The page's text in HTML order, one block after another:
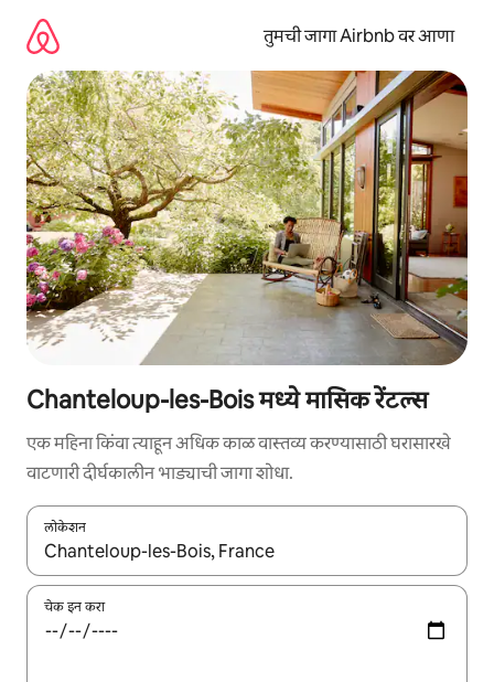
तुमची जागा Airbnb वर आणा
Chanteloup-les-Bois मध्ये मासिक रेंटल्स
एक महिना किंवा त्याहून अधिक काळ वास्तव्य करण्यासाठी घरासारखे
वाटणारी दीर्घकालीन भाड्याची जागा शोधा.
लोकेशन
जेव्हा परिणाम उपलब्ध असतील, तेव्हा वरच्या आणि खाली बाणांच्या किजसह
चेक इन करा